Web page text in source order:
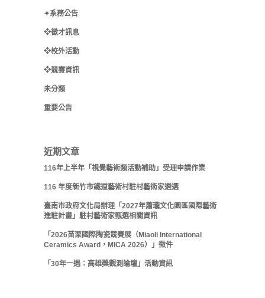
✦系務公告
❖徵才訊息
❖校外活動
❖競賽資訊
未分類
重要公告
近期文章
116年上半年「視覺藝術類活動補助」受理申請作業
116 年度新竹市鐵道藝術村駐村藝術家遴選
臺南市政府文化局辦理「2027年蕭瓏文化園區國際藝術
進駐計畫」駐村藝術家甄選相關資訊
「2026苗栗國際陶瓷競賽展（Miaoli International
Ceramics Award，MICA 2026）」徵件
「30年一遇：高雄獎觀測論壇」活動資訊